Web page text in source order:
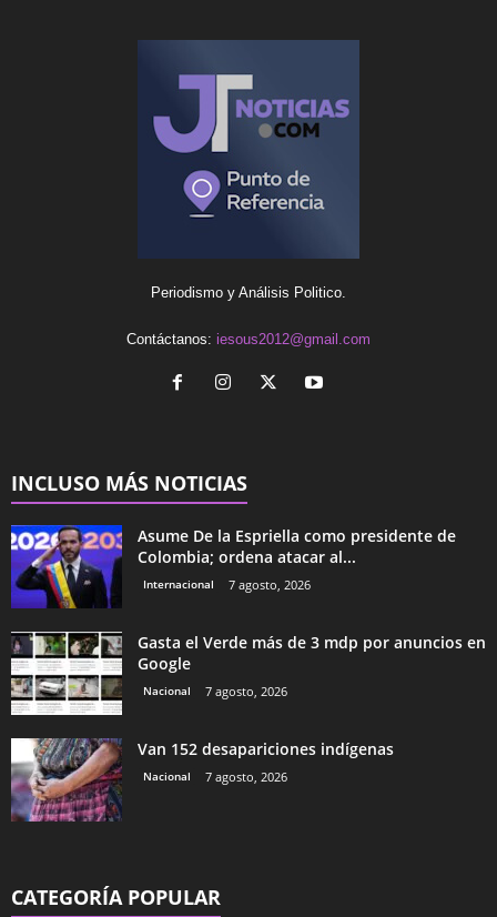
Periodismo y Análisis Politico.
Contáctanos: iesous2012@gmail.com
INCLUSO MÁS NOTICIAS
Asume De la Espriella como presidente de
Colombia; ordena atacar al...
Internacional 7 agosto, 2026
Gasta el Verde más de 3 mdp por anuncios en
Google
Nacional 7 agosto, 2026
Van 152 desapariciones indígenas
Nacional 7 agosto, 2026
CATEGORÍA POPULAR